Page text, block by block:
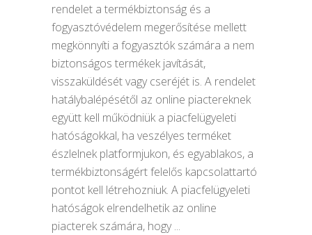
rendelet a termékbiztonság és a
fogyasztóvédelem megerősítése mellett
megkönnyíti a fogyasztók számára a nem
biztonságos termékek javítását,
visszaküldését vagy cseréjét is. A rendelet
hatálybalépésétől az online piactereknek
együtt kell működniük a piacfelügyeleti
hatóságokkal, ha veszélyes terméket
észlelnek platformjukon, és egyablakos, a
termékbiztonságért felelős kapcsolattartó
pontot kell létrehozniuk. A piacfelügyeleti
hatóságok elrendelhetik az online
piacterek számára, hogy